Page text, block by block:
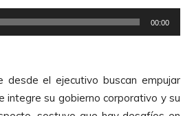
00:00
desde el ejecutivo buscan empujar
integre su gobierno corporativo y su